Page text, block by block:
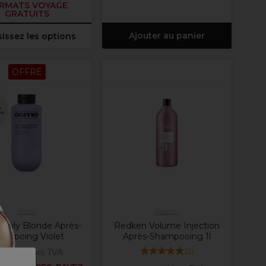
VOYAGE
GRATUITS
les options Ajouter au panier
OFFRE
Daily Blonde Après-
Violet
Hors TVA
Redken Volume Injection
Après-Shampooing 1l
(2)